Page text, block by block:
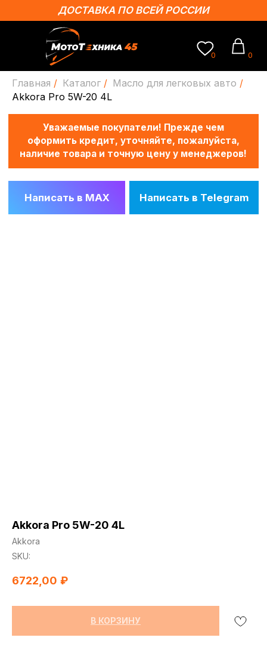
ДОСТАВКА ПО ВСЕЙ РОССИИ
Главная / Каталог / Масло для легковых авто /
Akkora Pro 5W-20 4L
Написать в MAX Написать в Telegram
Уважаемые покупатели! Прежде чем
оформить кредит, уточняйте, пожалуйста,
Akkora Pro 5W-20 4L
Akkora
SKU:
6722,00 ₽
В КОРЗИНУ